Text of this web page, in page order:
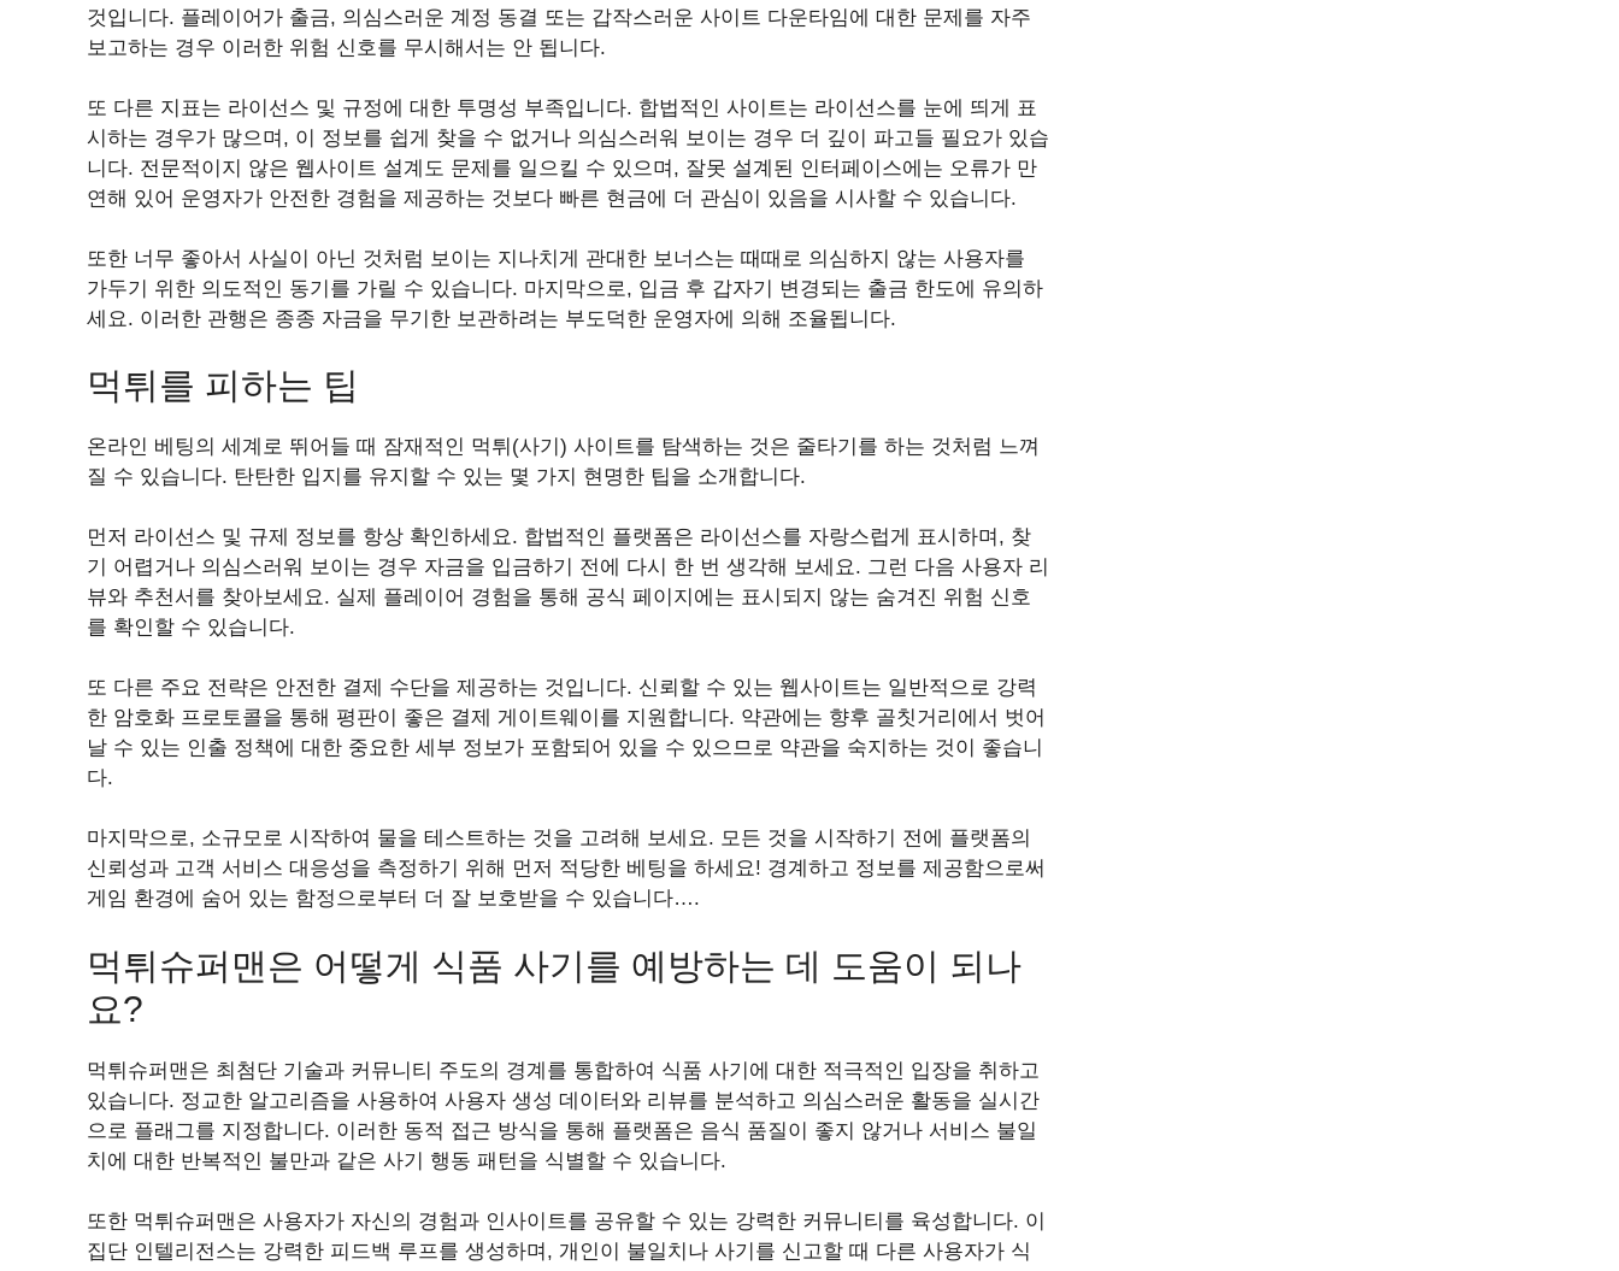
것입니다. 플레이어가 출금, 의심스러운 계정 동결 또는 갑작스러운 사이트 다운타임에 대한 문제를 자주
보고하는 경우 이러한 위험 신호를 무시해서는 안 됩니다.
또 다른 지표는 라이선스 및 규정에 대한 투명성 부족입니다. 합법적인 사이트는 라이선스를 눈에 띄게 표
시하는 경우가 많으며, 이 정보를 쉽게 찾을 수 없거나 의심스러워 보이는 경우 더 깊이 파고들 필요가 있습
니다. 전문적이지 않은 웹사이트 설계도 문제를 일으킬 수 있으며, 잘못 설계된 인터페이스에는 오류가 만
연해 있어 운영자가 안전한 경험을 제공하는 것보다 빠른 현금에 더 관심이 있음을 시사할 수 있습니다.
또한 너무 좋아서 사실이 아닌 것처럼 보이는 지나치게 관대한 보너스는 때때로 의심하지 않는 사용자를
가두기 위한 의도적인 동기를 가릴 수 있습니다. 마지막으로, 입금 후 갑자기 변경되는 출금 한도에 유의하
세요. 이러한 관행은 종종 자금을 무기한 보관하려는 부도덕한 운영자에 의해 조율됩니다.
먹튀를 피하는 팁
온라인 베팅의 세계로 뛰어들 때 잠재적인 먹튀(사기) 사이트를 탐색하는 것은 줄타기를 하는 것처럼 느껴
질 수 있습니다. 탄탄한 입지를 유지할 수 있는 몇 가지 현명한 팁을 소개합니다.
먼저 라이선스 및 규제 정보를 항상 확인하세요. 합법적인 플랫폼은 라이선스를 자랑스럽게 표시하며, 찾
기 어렵거나 의심스러워 보이는 경우 자금을 입금하기 전에 다시 한 번 생각해 보세요. 그런 다음 사용자 리
뷰와 추천서를 찾아보세요. 실제 플레이어 경험을 통해 공식 페이지에는 표시되지 않는 숨겨진 위험 신호
를 확인할 수 있습니다.
또 다른 주요 전략은 안전한 결제 수단을 제공하는 것입니다. 신뢰할 수 있는 웹사이트는 일반적으로 강력
한 암호화 프로토콜을 통해 평판이 좋은 결제 게이트웨이를 지원합니다. 약관에는 향후 골칫거리에서 벗어
날 수 있는 인출 정책에 대한 중요한 세부 정보가 포함되어 있을 수 있으므로 약관을 숙지하는 것이 좋습니
다.
마지막으로, 소규모로 시작하여 물을 테스트하는 것을 고려해 보세요. 모든 것을 시작하기 전에 플랫폼의
신뢰성과 고객 서비스 대응성을 측정하기 위해 먼저 적당한 베팅을 하세요! 경계하고 정보를 제공함으로써
게임 환경에 숨어 있는 함정으로부터 더 잘 보호받을 수 있습니다….
먹튀슈퍼맨은 어떻게 식품 사기를 예방하는 데 도움이 되나
요?
먹튀슈퍼맨은 최첨단 기술과 커뮤니티 주도의 경계를 통합하여 식품 사기에 대한 적극적인 입장을 취하고
있습니다. 정교한 알고리즘을 사용하여 사용자 생성 데이터와 리뷰를 분석하고 의심스러운 활동을 실시간
으로 플래그를 지정합니다. 이러한 동적 접근 방식을 통해 플랫폼은 음식 품질이 좋지 않거나 서비스 불일
치에 대한 반복적인 불만과 같은 사기 행동 패턴을 식별할 수 있습니다.
또한 먹튀슈퍼맨은 사용자가 자신의 경험과 인사이트를 공유할 수 있는 강력한 커뮤니티를 육성합니다. 이
집단 인텔리전스는 강력한 피드백 루프를 생성하며, 개인이 불일치나 사기를 신고할 때 다른 사용자가 식